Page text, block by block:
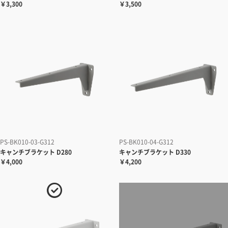
￥3,300 ￥3,500
PS-BK010-03-G312
キャンチブラケット D280
￥4,000
PS-BK010-04-G312
キャンチブラケット D330
￥4,200